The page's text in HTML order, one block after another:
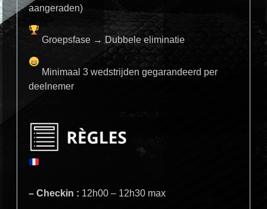
aangeraden)
Groepsfase → Dubbele eliminatie
Minimaal 3 wedstrijden gegarandeerd per
deelnemer
– Checkin : 12h00 – 12h30 max